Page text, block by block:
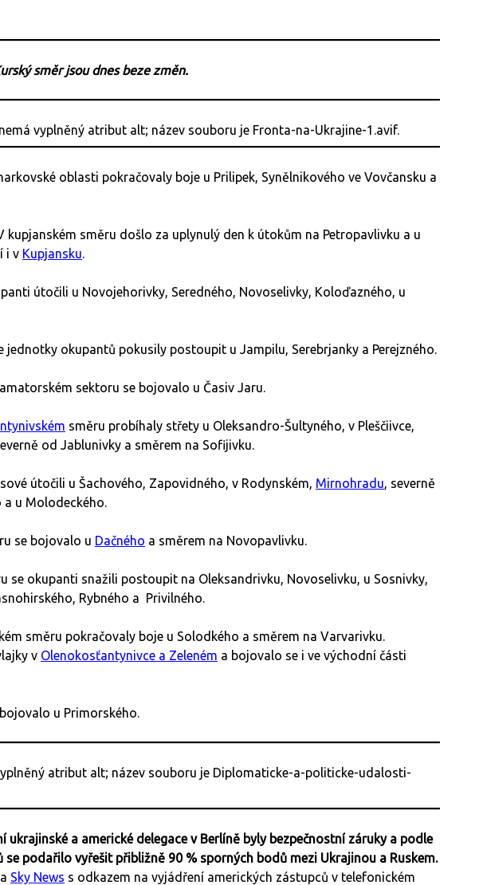
směr jsou dnes beze změn.
oblasti pokračovaly boje u Prilipek, Synělnikového ve Vovčansku a
kupjanském směru došlo za uplynulý den k útokům na Petropavlivku a u
i v Kupjansku.
útočili u Novojehorivky, Seredného, Novoselivky, Koloďazného, u
jednotky okupantů pokusily postoupit u Jampilu, Serebrjanky a Perejzného.
sektoru se bojovalo u Časiv Jaru.
směru probíhaly střety u Oleksandro-Šultyného, v Pleščiivce,
od Jablunivky a směrem na Sofijivku.
útočili u Šachového, Zapovidného, v Rodynském, Mirnohradu, severně
a u Molodeckého.
se bojovalo u Dačného a směrem na Novopavlivku.
se okupanti snažili postoupit na Oleksandrivku, Novoselivku, u Sosnivky,
Rybného a Privilného.
směru pokračovaly boje u Solodkého a směrem na Varvarivku.
v Olenokosťantynivce a Zeleném a bojovalo se i ve východní části
u Primorského.
ukrajinské a americké delegace v Berlíně byly bezpečnostní záruky a podle
podařilo vyřešit přibližně 90 % sporných bodů mezi Ukrajinou a Ruskem.
a Sky News s odkazem na vyjádření amerických zástupců v telefonickém